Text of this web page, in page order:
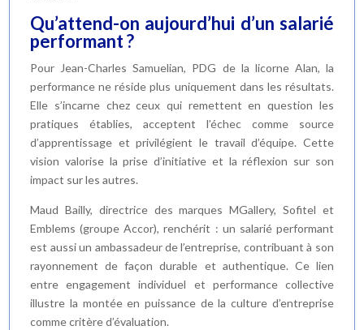
Qu’attend-on aujourd’hui d’un salarié
performant ?
Pour Jean-Charles Samuelian, PDG de la licorne Alan, la
performance ne réside plus uniquement dans les résultats.
Elle s’incarne chez ceux qui remettent en question les
pratiques établies, acceptent l’échec comme source
d’apprentissage et privilégient le travail d’équipe. Cette
vision valorise la prise d’initiative et la réflexion sur son
impact sur les autres.
Maud Bailly, directrice des marques MGallery, Sofitel et
Emblems (groupe Accor), renchérit : un salarié performant
est aussi un ambassadeur de l’entreprise, contribuant à son
rayonnement de façon durable et authentique. Ce lien
entre engagement individuel et performance collective
illustre la montée en puissance de la culture d’entreprise
comme critère d’évaluation.